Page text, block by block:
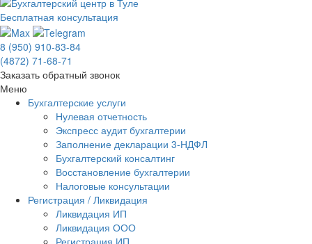
Бесплатная консультация
8 (950) 910-83-84
(4872) 71-68-71
Заказать обратный звонок
Меню
Бухгалтерские услуги
Нулевая отчетность
Экспресс аудит бухгалтерии
Заполнение декларации 3-НДФЛ
Бухгалтерский консалтинг
Восстановление бухгалтерии
Налоговые консультации
Регистрация / Ликвидация
Ликвидация ИП
Ликвидация ООО
Регистрация ИП